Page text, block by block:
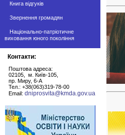
Книга відгуків
Звернення громадян
Національно-патріотичне
виховання юного покоління
Контакти:
Поштова адреса:
02105, м. Київ-105,
пр. Миру, 6-А
Тел.: +38(063)319-78-00
Email: dniprosvita@kmda.gov.ua